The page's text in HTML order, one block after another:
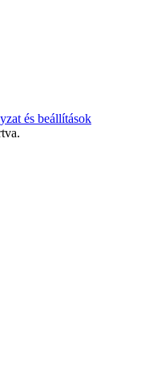
és beállítások